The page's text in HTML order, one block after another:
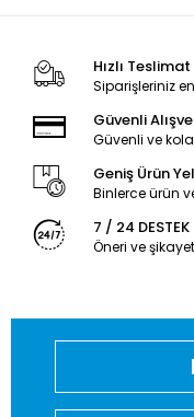
Hızlı Teslimat
Siparişleriniz
Güvenli
Güvenli ve
Geniş Ürün
Binlerce ürün
7 / 24 DESTEK
Öneri ve